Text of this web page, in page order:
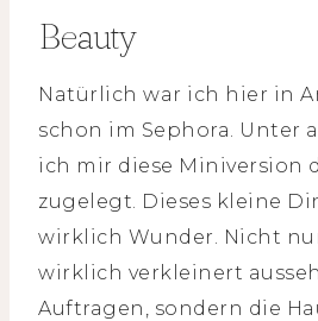
Beauty
Natürlich war ich hier in
schon im Sephora. Unter
ich mir diese Miniversion
zugelegt. Dieses kleine
wirklich Wunder. Nicht
wirklich verkleinert
Auftragen, sondern die